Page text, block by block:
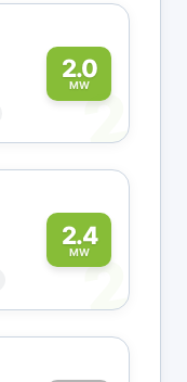
2.0
MW2
2.4
MW2